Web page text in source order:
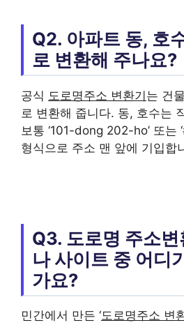
Q2. 아파트 동, 호
로 변환해 주나요?
공식 도로명주소 변환기는 건
로 변환해 줍니다. 동, 호수는
보통 ‘101-dong 202-ho’ 또는
형식으로 주소 맨 앞에 기입합
Q3. 도로명 주소변
나 사이트 중 어디
가요?
민간에서 만든 ‘도로명주소 변